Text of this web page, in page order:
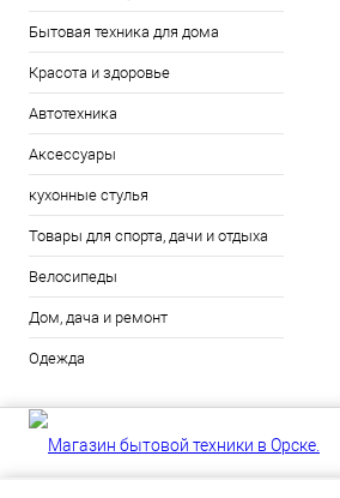
Бытовая техника для дома
Красота и здоровье
Автотехника
Аксессуары
кухонные стулья
Товары для спорта, дачи и отдыха
Велосипеды
Дом, дача и ремонт
Одежда